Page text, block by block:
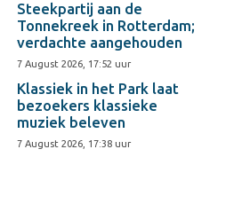
Steekpartij aan de
Tonnekreek in Rotterdam;
verdachte aangehouden
7 August 2026, 17:52 uur
Klassiek in het Park laat
bezoekers klassieke
muziek beleven
7 August 2026, 17:38 uur